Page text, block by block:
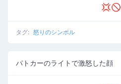
💢🚫
タグ: 怒りのシンボル
パトカーのライトで激怒した顔